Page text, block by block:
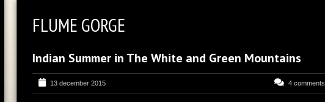
FLUME GORGE
Indian Summer in The White and Green Mountains
13 december 2015 4 comments